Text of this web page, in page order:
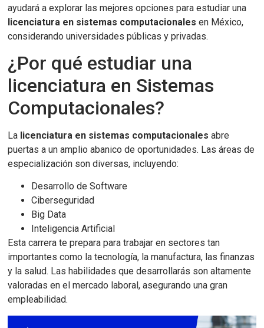
ayudará a explorar las mejores opciones para estudiar una
licenciatura en sistemas computacionales en México,
considerando universidades públicas y privadas.
¿Por qué estudiar una
licenciatura en Sistemas
Computacionales?
La licenciatura en sistemas computacionales abre
puertas a un amplio abanico de oportunidades. Las áreas de
especialización son diversas, incluyendo:
Desarrollo de Software
Ciberseguridad
Big Data
Inteligencia Artificial
Esta carrera te prepara para trabajar en sectores tan
importantes como la tecnología, la manufactura, las finanzas
y la salud. Las habilidades que desarrollarás son altamente
valoradas en el mercado laboral, asegurando una gran
empleabilidad.